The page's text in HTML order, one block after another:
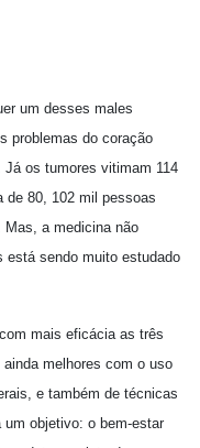
um desses males
problemas do coração
os tumores vitimam 114
de 80, 102 mil pessoas
Mas, a medicina não
está sendo muito estudado
mais eficácia as três
melhores com o uso
e também de técnicas
objetivo: o bem-estar